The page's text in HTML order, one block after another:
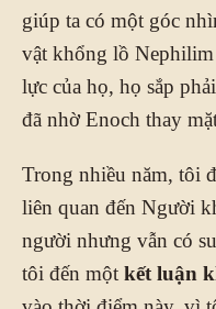
giúp ta có một góc
vật khổng lồ Nephilim
lực của họ, họ sắp
đã nhờ Enoch thay
Trong nhiều năm, tôi
liên quan đến Người
người nhưng vẫn có
tôi đến một kết luận